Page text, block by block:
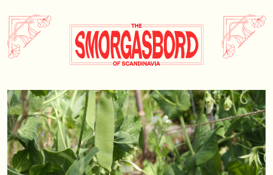
Till innehåll
nytt
fönster